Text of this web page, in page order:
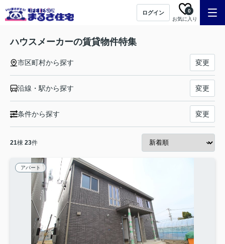
ログイン
お気に入り
0
ハウスメーカーの賃貸物件特集
市区町村から探す 変更
沿線・駅から探す 変更
条件から探す 変更
21棟 23件
アパート